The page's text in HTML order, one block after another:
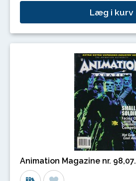
Læg i kurv
Animation Magazine nr. 98,07.